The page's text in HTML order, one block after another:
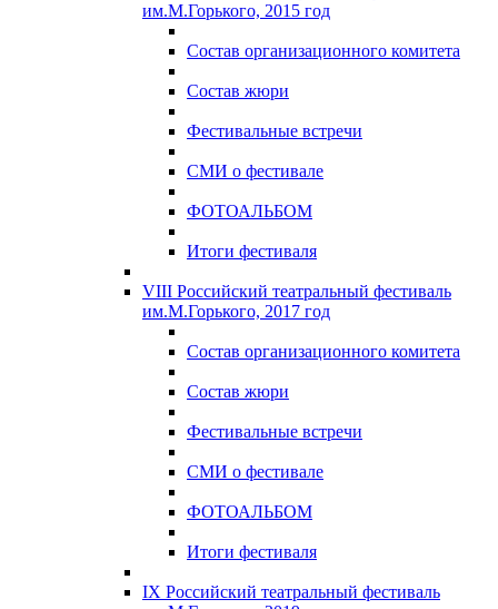
им.М.Горького, 2015 год
Состав организационного комитета
Состав жюри
Фестивальные встречи
СМИ о фестивале
ФОТОАЛЬБОМ
Итоги фестиваля
VIII Российский театральный фестиваль
им.М.Горького, 2017 год
Состав организационного комитета
Состав жюри
Фестивальные встречи
СМИ о фестивале
ФОТОАЛЬБОМ
Итоги фестиваля
IX Российский театральный фестиваль